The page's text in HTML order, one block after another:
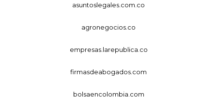
asuntoslegales.com.co
agronegocios.co
empresas.larepublica.co
firmasdeabogados.com
bolsaencolombia.com